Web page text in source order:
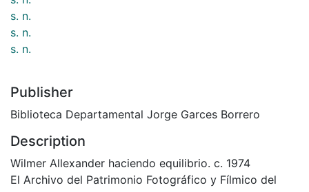
s. n.
s. n.
s. n.
Publisher
Biblioteca Departamental Jorge Garces Borrero
Description
Wilmer Allexander haciendo equilibrio. c. 1974
El Archivo del Patrimonio Fotográfico y Fílmico del